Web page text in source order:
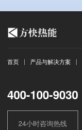
首页 产品与解决方案
400-100-9030
24小时咨询热线